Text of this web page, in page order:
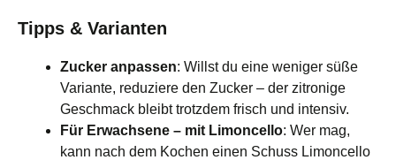
Tipps & Varianten
Zucker anpassen: Willst du eine weniger süße
Variante, reduziere den Zucker – der zitronige
Geschmack bleibt trotzdem frisch und intensiv.
Für Erwachsene – mit Limoncello: Wer mag,
kann nach dem Kochen einen Schuss Limoncello